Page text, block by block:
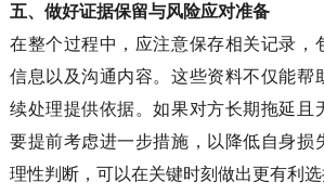
五、 做好证据保留与风险应对准备
在整个过程中，应注意保存相关记录，
信息以及沟通内容。这些资料不仅能帮
续处理提供依据。如果对方长期拖延且
要提前考虑进一步措施，以降低自身损
理性判断，可以在关键时刻做出更有利选